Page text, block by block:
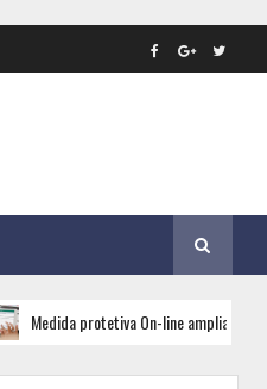
protetiva On-line amplia rede de apoio